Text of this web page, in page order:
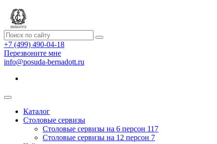
+7 (499) 490-04-18
Перезвоните мне
info@posuda-bernadott.ru
Каталог
Столовые сервизы
Столовые сервизы на 6 персон 117
Столовые сервизы на 12 персон 7